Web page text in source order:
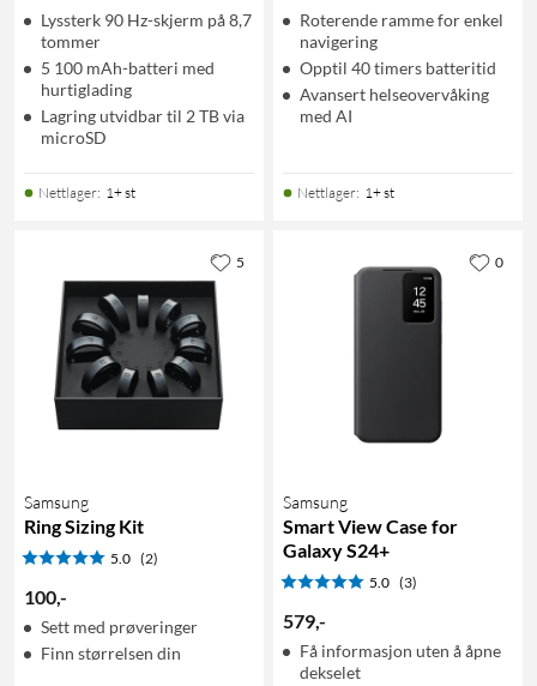
Lyssterk 90 Hz-skjerm på 8,7
tommer
5 100 mAh-batteri med
hurtiglading
Lagring utvidbar til 2 TB via
microSD
Nettlager: 1+ st
Roterende ramme for enkel
navigering
Opptil 40 timers batteritid
Avansert helseovervåking
med AI
Nettlager: 1+ st
Samsung
Ring Sizing Kit
5.0 (2)
100,-
Sett med prøveringer
Finn størrelsen din
5
Samsung
Smart View Case for
Galaxy S24+
5.0 (3)
579,-
Få informasjon uten å åpne
dekselet
0